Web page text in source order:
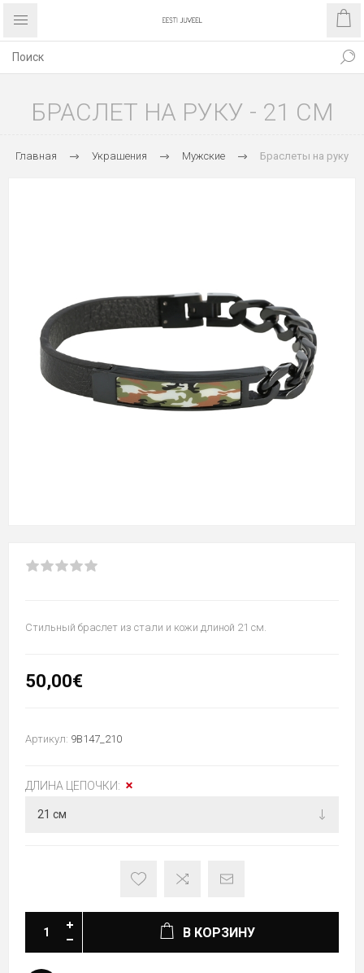
БРАСЛЕТ НА РУКУ - 21 CM
Главная Украшения Мужские Браслеты на руку
Стильный браслет из стали и кожи длиной 21 см.
50,00€
Артикул: 9B147_210
ДЛИНА ЦЕПОЧКИ:
В КОРЗИНУ